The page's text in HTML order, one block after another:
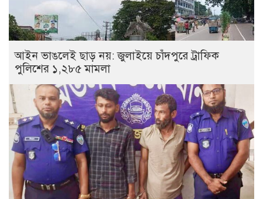
আইন ভাঙলেই ছাড় নয়: জুলাইয়ে চাঁদপুরে ট্রাফিক
পুলিশের ১,২৮৫ মামলা